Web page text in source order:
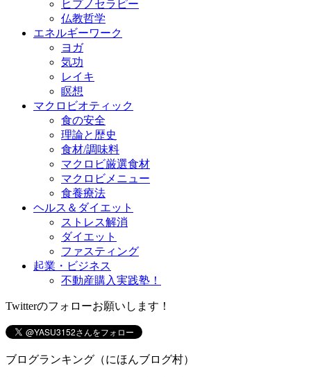
ヒプノセラピー
仏教哲学
エネルギーワーク
ヨガ
気功
レイキ
瞑想
マクロビオティック
食の安全
理論と歴史
食材/調味料
マクロビ厳選食材
マクロビメニュー
食養療法
ヘルス＆ダイエット
ストレス解消
ダイエット
ファスティング
起業・ビジネス
不動産購入実践塾！
Twitterのフォローお願いします！
ブログランキング（にほんブログ村）